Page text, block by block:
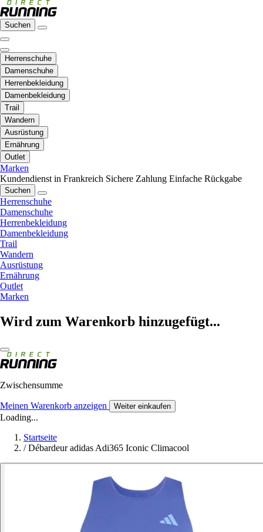
Suchen
Herrenschuhe
Damenschuhe
Herrenbekleidung
Damenbekleidung
Trail
Wandern
Ausrüstung
Ernährung
Outlet
Marken
Kundendienst in Frankreich Sichere Zahlung Einfache Rückgabe
Suchen
Herrenschuhe
Damenschuhe
Herrenbekleidung
Damenbekleidung
Trail
Wandern
Ausrüstung
Ernährung
Outlet
Marken
Wird zum Warenkorb hinzugefügt...
Zwischensumme
Meinen Warenkorb anzeigen Weiter einkaufen
Loading...
Startseite
/ Débardeur adidas Adi365 Iconic Climacool